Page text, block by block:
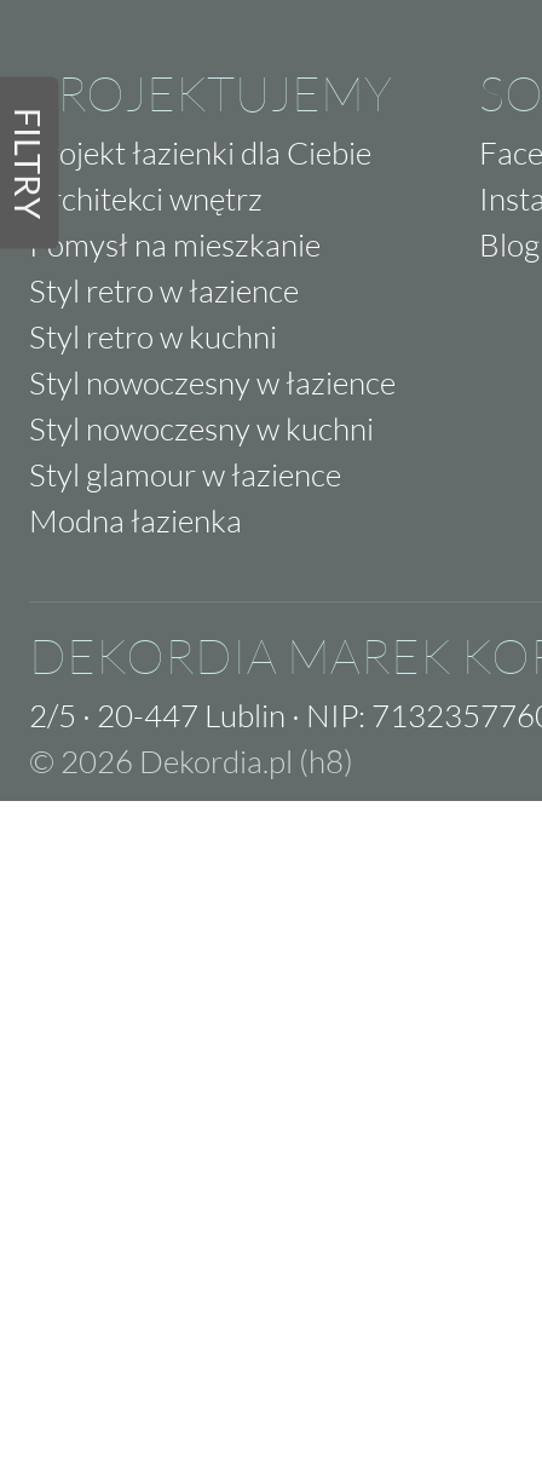
FILTRY
PROJEKTUJEMY
Projekt łazienki dla Ciebie
Architekci wnętrz
Pomysł na mieszkanie
Styl retro w łazience
Styl retro w kuchni
Styl nowoczesny w łazience
Styl nowoczesny w kuchni
Styl glamour w łazience
Modna łazienka
Blog
DEKORDIA MAREK
2/5 · 20-447 Lublin · NIP:
© 2026 Dekordia.pl (h8)